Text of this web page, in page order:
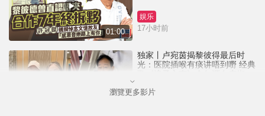
01:00
娱乐
17小时前
独家丨卢宛茵揭黎彼得最后时
光：医院插喉有痰讲唔到嘢 经典
娱乐
瀏覽更多影片